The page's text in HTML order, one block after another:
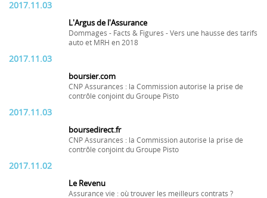
2017.11.03
L'Argus de l'Assurance
Dommages - Facts & Figures - Vers une hausse des tarifs
auto et MRH en 2018
2017.11.03
boursier.com
CNP Assurances : la Commission autorise la prise de
contrôle conjoint du Groupe Pisto
2017.11.03
boursedirect.fr
CNP Assurances : la Commission autorise la prise de
contrôle conjoint du Groupe Pisto
2017.11.02
Le Revenu
Assurance vie : où trouver les meilleurs contrats ?